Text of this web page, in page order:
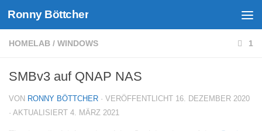
Unter dem Inhalt
Ronny Böttcher
HOMELAB / WINDOWS 1
SMBv3 auf QNAP NAS
VON RONNY BÖTTCHER · VERÖFFENTLICHT 16. DEZEMBER 2020
· AKTUALISIERT 4. MÄRZ 2021